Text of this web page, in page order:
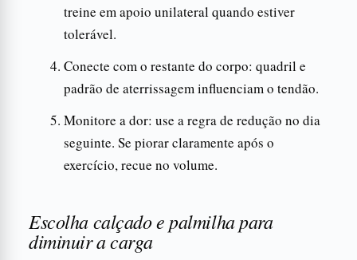
treine em apoio unilateral quando estiver
tolerável.
Conecte com o restante do corpo: quadril e
padrão de aterrissagem influenciam o tendão.
Monitore a dor: use a regra de redução no dia
seguinte. Se piorar claramente após o
exercício, recue no volume.
Escolha calçado e palmilha para
diminuir a carga